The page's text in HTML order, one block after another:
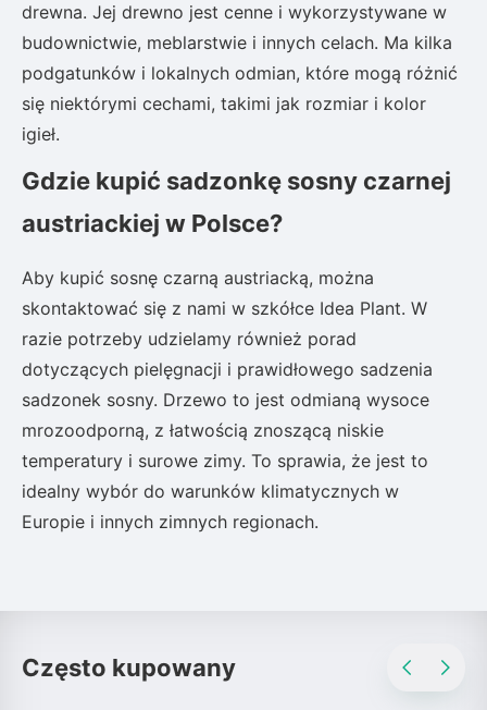
drewna. Jej drewno jest cenne i wykorzystywane w
budownictwie, meblarstwie i innych celach. Ma kilka
podgatunków i lokalnych odmian, które mogą różnić
się niektórymi cechami, takimi jak rozmiar i kolor
igieł.
Gdzie kupić sadzonkę sosny czarnej
austriackiej w Polsce?
Aby kupić sosnę czarną austriacką, można
skontaktować się z nami w szkółce Idea Plant. W
razie potrzeby udzielamy również porad
dotyczących pielęgnacji i prawidłowego sadzenia
sadzonek sosny. Drzewo to jest odmianą wysoce
mrozoodporną, z łatwością znoszącą niskie
temperatury i surowe zimy. To sprawia, że jest to
idealny wybór do warunków klimatycznych w
Europie i innych zimnych regionach.
Często kupowany